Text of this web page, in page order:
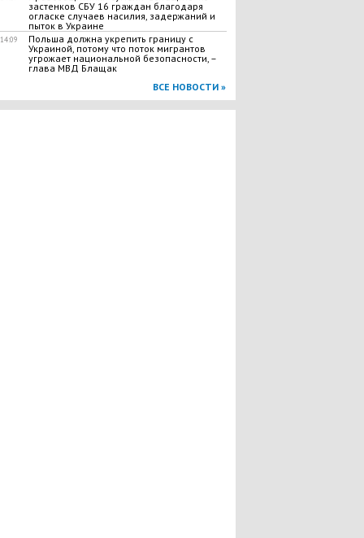
застенков СБУ 16 граждан благодаря
огласке случаев насилия, задержаний и
пыток в Украине
14:09
Польша должна укрепить границу с
Украиной, потому что поток мигрантов
угрожает национальной безопасности, –
глава МВД Блащак
ВСЕ НОВОСТИ »